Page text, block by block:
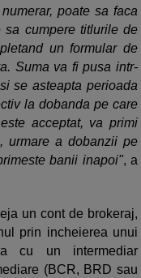
poate sa faca
sa cumpere titlurile de
un formular de
Suma va fi pusa intr-
se asteapta perioada
la dobanda pe care
acceptat, va primi
urmare a dobanzii pe
banii inapoi", a
un cont de brokeraj,
prin incheierea unui
cu un intermediar
(BCR, BRD sau